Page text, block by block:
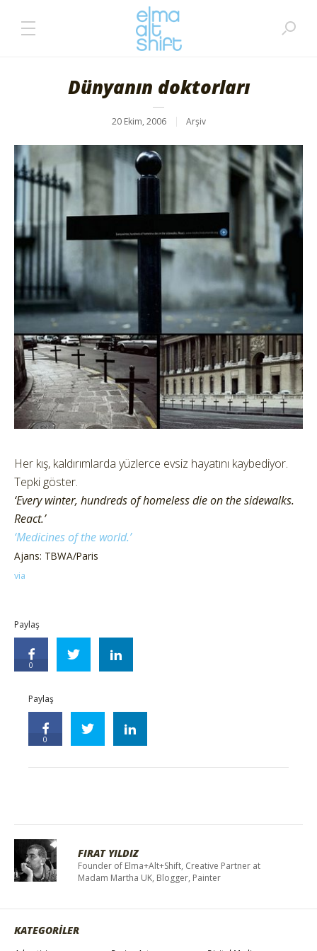
Dünyanın doktorları
20 Ekim, 2006 Arşiv
Her kış, kaldırımlarda yüzlerce evsiz hayatını kaybediyor.
Tepki göster.
‘Every winter, hundreds of homeless die on the sidewalks.
React.’
‘Medicines of the world.’
Ajans: TBWA/Paris
via
Paylaş
0
Paylaş
0
FIRAT YILDIZ
Founder of Elma+Alt+Shift, Creative Partner at
Madam Martha UK, Blogger, Painter
KATEGORİLER